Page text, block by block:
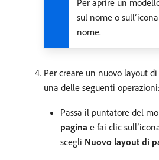
sul nome o
nome.
Per creare un nuovo layout
una delle seguenti operazioni:
Passa il puntatore del
pagina e fai clic
scegli Nuovo layout di